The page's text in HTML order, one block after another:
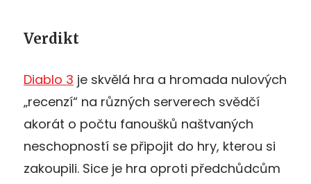
Verdikt
Diablo 3 je skvělá hra a hromada nulových
„recenzí“ na různých serverech svědčí
akorát o počtu fanoušků naštvaných
neschopností se připojit do hry, kterou si
zakoupili. Sice je hra oproti předchůdcům